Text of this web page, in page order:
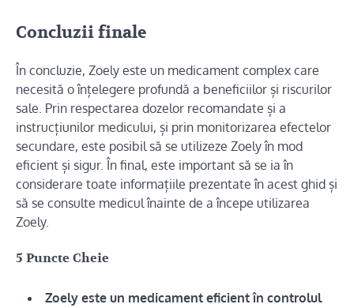
Concluzii finale
În concluzie, Zoely este un medicament complex care
necesită o înțelegere profundă a beneficiilor și riscurilor
sale. Prin respectarea dozelor recomandate și a
instrucțiunilor medicului, și prin monitorizarea efectelor
secundare, este posibil să se utilizeze Zoely în mod
eficient și sigur. În final, este important să se ia în
considerare toate informațiile prezentate în acest ghid și
să se consulte medicul înainte de a începe utilizarea
Zoely.
5 Puncte Cheie
Zoely este un medicament eficient în controlul